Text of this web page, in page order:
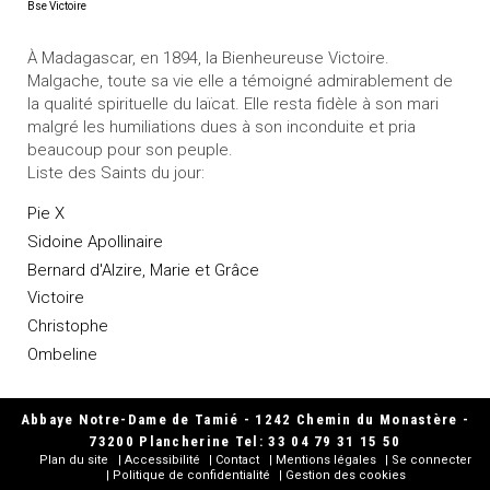
Bse Victoire
À Madagascar, en 1894, la Bienheureuse Victoire.
Malgache, toute sa vie elle a témoigné admirablement de
la qualité spirituelle du laïcat. Elle resta fidèle à son mari
malgré les humiliations dues à son inconduite et pria
beaucoup pour son peuple.
Liste des Saints du jour:
Pie X
Sidoine Apollinaire
Bernard d'Alzire, Marie et Grâce
Victoire
Christophe
Ombeline
Abbaye Notre-Dame de Tamié - 1242 Chemin du Monastère -
73200 Plancherine Tel: 33 04 79 31 15 50
Plan du site Accessibilité Contact Mentions légales
Se connecter
Politique de confidentialité
Gestion des cookies